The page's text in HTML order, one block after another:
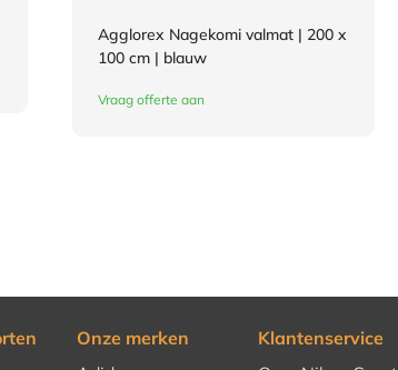
Agglorex Nagekomi valmat | 200 x
100 cm | blauw
Vraag offerte aan
Onze merken
Klantenservice